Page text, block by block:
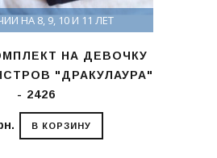
НА 8, 9, 10 И 11 ЛЕТ
НА ДЕВОЧКУ
"ДРАКУЛАУРА"
- 2426
В КОРЗИНУ